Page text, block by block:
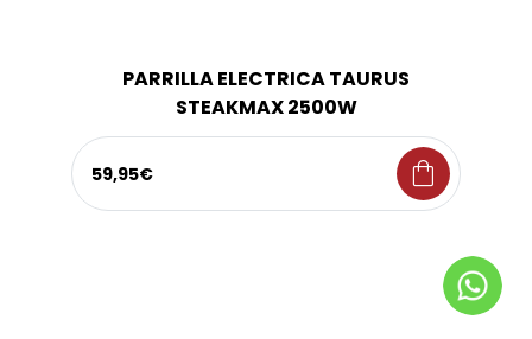
PARRILLA ELECTRICA TAURUS
STEAKMAX 2500W
59,95€ shopping_bag